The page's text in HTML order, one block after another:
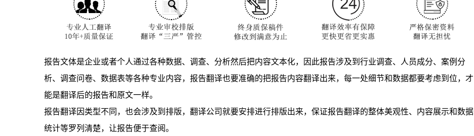
报告文体是企业或者个人通过各种数据、调查、分析然后把内容文本化，因此报告涉及到行业调查、人员成分、案例分
析、调查问卷、数据表等各种专业内容，报告翻译也要准确的把报告内容翻译出来，每一处细节和数据都要考虑到位，才
能是翻译后的报告和原文一样。
报告翻译因类型不同，也会涉及到排版，翻译公司就要安排进行排版出来，保证报告翻译的整体美观性、内容展示和数据
统计等罗列清楚，让报告便于查阅。